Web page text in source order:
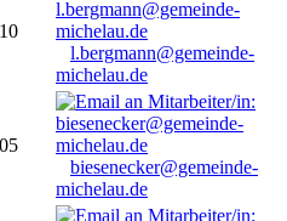
l.bergmann@gemeinde-
michelau.de
biesenecker@gemeinde-
michelau.de